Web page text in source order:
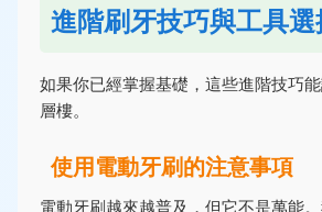
進階刷牙技巧與工具
如果你已經掌握基礎，這些進階技巧
層樓。
使用電動牙刷的注意事項
電動牙刷越來越普及，但它不是萬能